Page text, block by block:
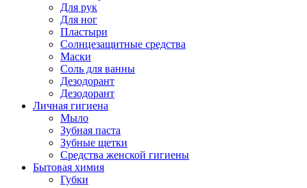
Для рук
Для ног
Пластыри
Солнцезащитные средства
Маски
Соль для ванны
Дезодорант
Дезодорант
Личная гигиена
Мыло
Зубная паста
Зубные щетки
Средства женской гигиены
Бытовая химия
Губки